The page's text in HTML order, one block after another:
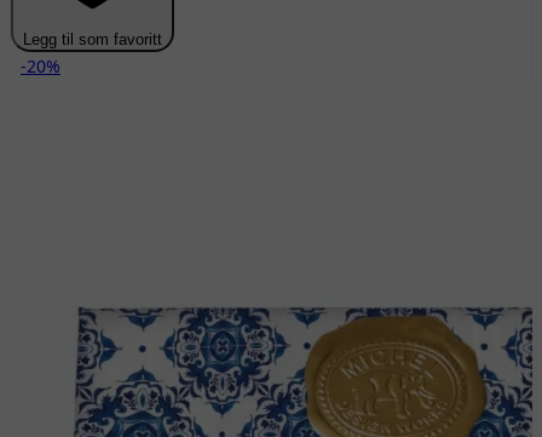
Legg til som favoritt
-20%